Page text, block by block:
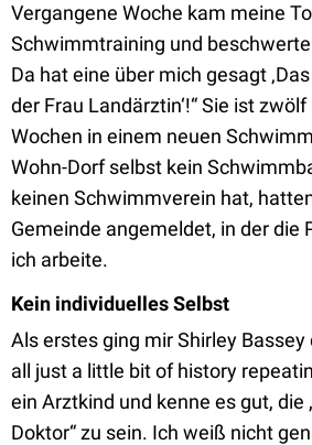
Vergangene Woche kam meine
Schwimmtraining und beschwerte
Da hat eine über mich gesagt
der Frau Landärztin‘!“ Sie ist
Wochen in einem neuen
Wohn-Dorf selbst kein
keinen Schwimmverein hat,
Gemeinde angemeldet, in der die
ich arbeite.
Kein individuelles Selbst
Als erstes ging mir Shirley Bassey
all just a little bit of history
ein Arztkind und kenne es gut, die
Doktor“ zu sein. Ich weiß nicht